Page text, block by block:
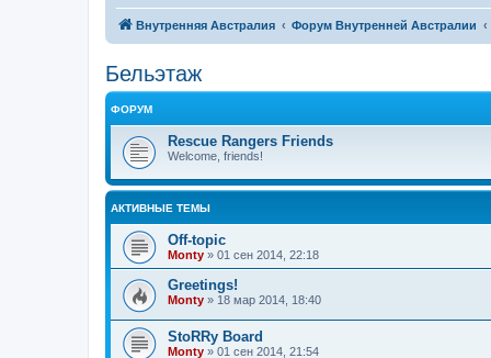
Внутренняя Австралия Форум Внутренней Австралии
Бельэтаж
ФОРУМ
Rescue Rangers Friends
Welcome, friends!
АКТИВНЫЕ ТЕМЫ
Off-topic
Monty » 01 сен 2014, 22:18
Greetings!
Monty » 18 мар 2014, 18:40
StoRRy Board
Monty » 01 сен 2014, 21:54